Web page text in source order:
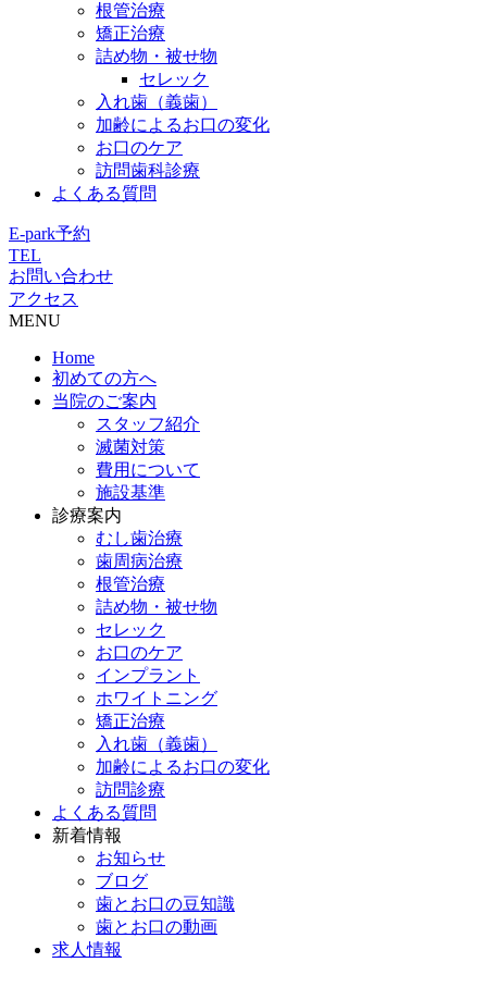
根管治療
矯正治療
詰め物・被せ物
セレック
入れ歯（義歯）
加齢によるお口の変化
お口のケア
訪問歯科診療
よくある質問
E-park予約
TEL
お問い合わせ
アクセス
MENU
Home
初めての方へ
当院のご案内
スタッフ紹介
滅菌対策
費用について
施設基準
診療案内
むし歯治療
歯周病治療
根管治療
詰め物・被せ物
セレック
お口のケア
インプラント
ホワイトニング
矯正治療
入れ歯（義歯）
加齢によるお口の変化
訪問診療
よくある質問
新着情報
お知らせ
ブログ
歯とお口の豆知識
歯とお口の動画
求人情報